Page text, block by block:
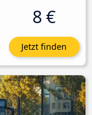
8 €
Jetzt finden